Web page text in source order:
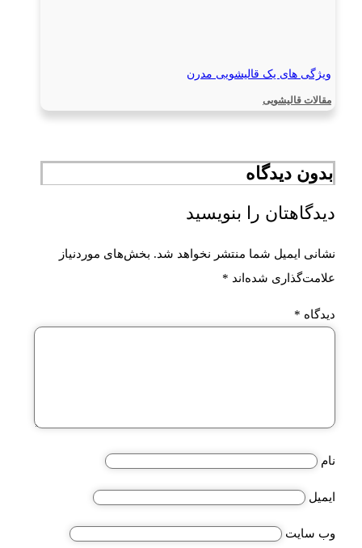
ویژگی های یک قالیشویی مدرن
مقالات قالیشویی
بدون دیدگاه
دیدگاهتان را بنویسید
نشانی ایمیل شما منتشر نخواهد شد. بخش‌های موردنیاز
علامت‌گذاری شده‌اند *
دیدگاه *
نام
ایمیل
وب‌ سایت